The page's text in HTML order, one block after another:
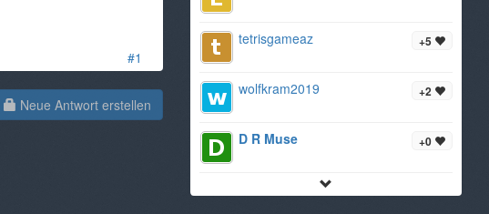
#1
Neue Antwort erstellen
+5
tetrisgameaz
+2
wolfkram2019
+0
D R Muse